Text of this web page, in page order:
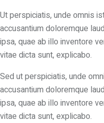
Ut perspiciatis, unde omnis
accusantium doloremque
ipsa, quae ab illo inventore
vitae dicta sunt, explicabo.
Sed ut perspiciatis, unde
accusantium doloremque
ipsa, quae ab illo inventore
vitae dicta sunt, explicabo.